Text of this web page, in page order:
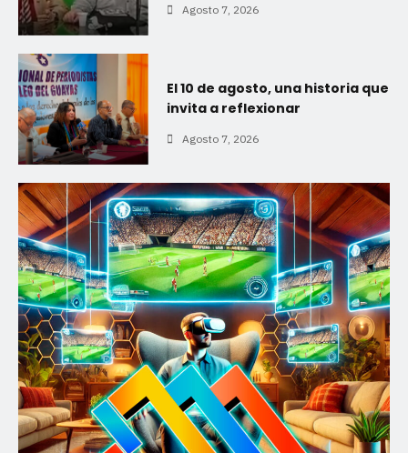
Agosto 7, 2026
El 10 de agosto, una historia que
invita a reflexionar
Agosto 7, 2026